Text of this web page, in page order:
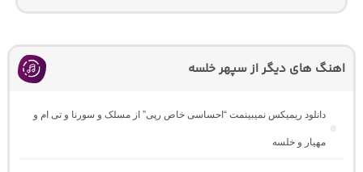
اهنگ های دیگر از سپهر خلسه
دانلود ریمیکس نمیبینمت “احساسی خاص رپی” از مسلک و سورنا و تی ام و
مهیار و خلسه